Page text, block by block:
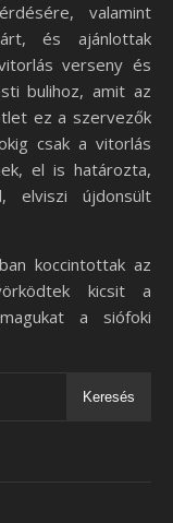
valamint
és ajánlottak
verseny és
bulihoz, amit az
ez a szervezők
csak a vitorlás
el is határozta,
elviszi újdonsült
koccintottak az
kicsit a
a siófoki
Keresés